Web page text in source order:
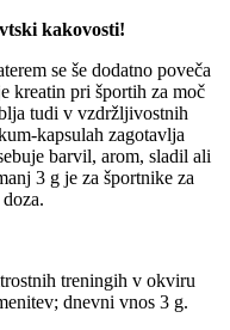
kakovosti!
se še dodatno poveča
kreatin pri športih za moč
tudi v vzdržljivostnih
kapsulah zagotavlja
barvil, arom, sladil ali
3 g je za športnike za
treningih v okviru
dnevni vnos 3 g.